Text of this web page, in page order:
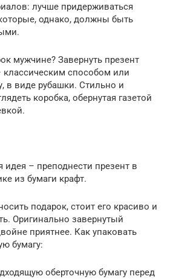
лучше придерживаться
однако, должны быть
мужчине? Завернуть презент
способом или
в виде рубашки. Стильно и
коробка, обернутая газетой
идея – преподнести презент в
из бумаги крафт.
подарок, стоит его красиво и
Оригинально завернутый
приятнее. Как упаковать
бумагу:
оберточную бумагу перед